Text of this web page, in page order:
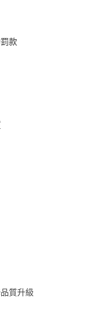
款
質升級